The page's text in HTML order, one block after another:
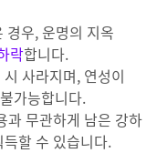
경우, 운명의 지옥
락합니다.
사라지며, 연성이
가능합니다.
과 무관하게 남은 강하
할 수 있습니다.